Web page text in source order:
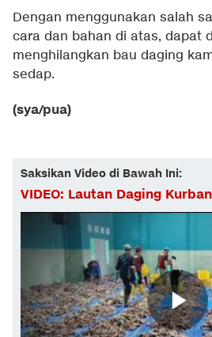
Dengan menggunakan salah
cara dan bahan di atas, dapat
menghilangkan bau daging
sedap.
(sya/pua)
Saksikan Video di Bawah Ini:
VIDEO: Lautan Daging